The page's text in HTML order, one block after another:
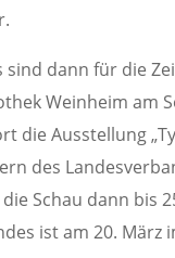
dann für die
Weinheim am
die Ausstellung
des
Schau dann bis
ist am 20. März